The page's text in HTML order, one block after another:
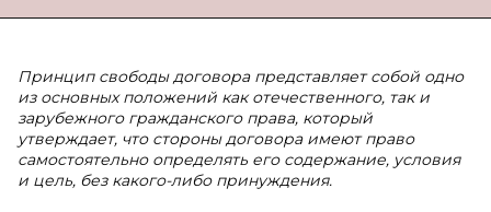
Принцип свободы договора представляет собой одно
из основных положений как отечественного, так и
зарубежного гражданского права, который
утверждает, что стороны договора имеют право
самостоятельно определять его содержание, условия
и цель, без какого-либо принуждения.